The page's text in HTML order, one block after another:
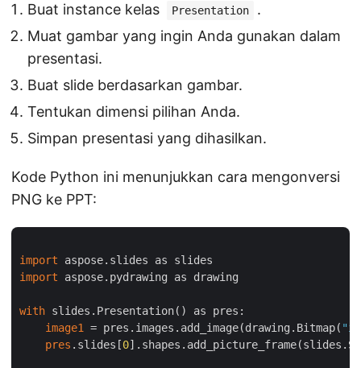
Buat instance kelas Presentation
.
Muat gambar yang ingin Anda gunakan dalam
presentasi.
Buat slide berdasarkan gambar.
Tentukan dimensi pilihan Anda.
Simpan presentasi yang dihasilkan.
Kode Python ini menunjukkan cara mengonversi
PNG ke PPT:
import
import aspose.pydrawing as drawing
with slides.Presentation() as pres:
image1
= pres.images.add_image(drawing.Bitmap(
pres .slides[0